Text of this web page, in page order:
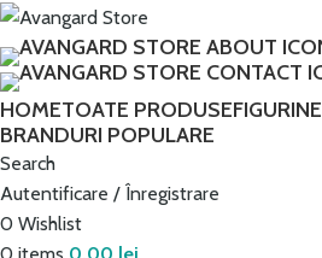
HOMETOATE PRODUSEFIGURINE
BRANDURI POPULARE
Search
Autentificare / Înregistrare
0 Wishlist
Transport GRATUIT peste 250 lei!